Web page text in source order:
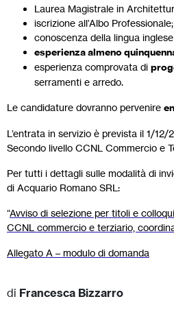
Laurea Magistrale in
iscrizione all’Albo Professionale;
conoscenza della lingua
esperienza almeno
esperienza comprovata di
serramenti e arredo.
Le candidature dovranno pervenire
L’entrata in servizio è prevista il 1/
Secondo livello CCNL Commercio e
Per tutti i dettagli sulle modalità di
di Acquario Romano SRL:
“Avviso di selezione per titoli e
CCNL commercio e terziario,
Allegato A – modulo di domanda
di Francesca Bizzarro